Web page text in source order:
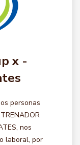
x -
personas
nos
laboral, por